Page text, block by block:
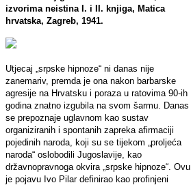
izvorima neistina I. i II. knjiga, Matica
hrvatska, Zagreb, 1941.
Utjecaj „srpske hipnoze“ ni danas nije
zanemariv, premda je ona nakon barbarske
agresije na Hrvatsku i poraza u ratovima 90-ih
godina znatno izgubila na svom šarmu. Danas
se prepoznaje uglavnom kao sustav
organiziranih i spontanih zapreka afirmaciji
pojedinih naroda, koji su se tijekom „proljeća
naroda“ oslobodili Jugoslavije, kao
državnopravnoga okvira „srpske hipnoze“. Ovu
je pojavu Ivo Pilar definirao kao profinjeni